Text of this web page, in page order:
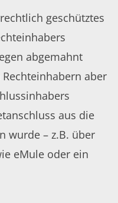
geschütztes
abgemahnt
aber
aus die
wurde – z.B. über
eMule oder ein